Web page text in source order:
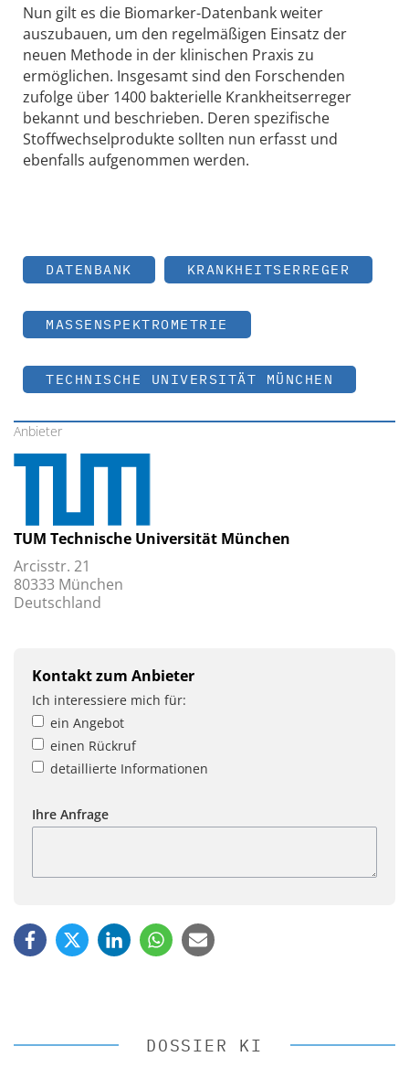
Nun gilt es die Biomarker-Datenbank weiter
auszubauen, um den regelmäßigen Einsatz der
neuen Methode in der klinischen Praxis zu
ermöglichen. Insgesamt sind den Forschenden
zufolge über 1400 bakterielle Krankheitserreger
bekannt und beschrieben. Deren spezifische
Stoffwechselprodukte sollten nun erfasst und
ebenfalls aufgenommen werden.
DATENBANK KRANKHEITSERREGER
MASSENSPEKTROMETRIE
TECHNISCHE UNIVERSITÄT MÜNCHEN
Anbieter
TUM Technische Universität München
Arcisstr. 21
80333 München
Deutschland
Kontakt zum Anbieter
Ich interessiere mich für:
ein Angebot
einen Rückruf
detaillierte Informationen
Ihre Anfrage
DOSSIER KI